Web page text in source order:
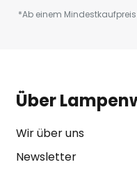
*Ab einem
Über
Wir über uns
Newsletter